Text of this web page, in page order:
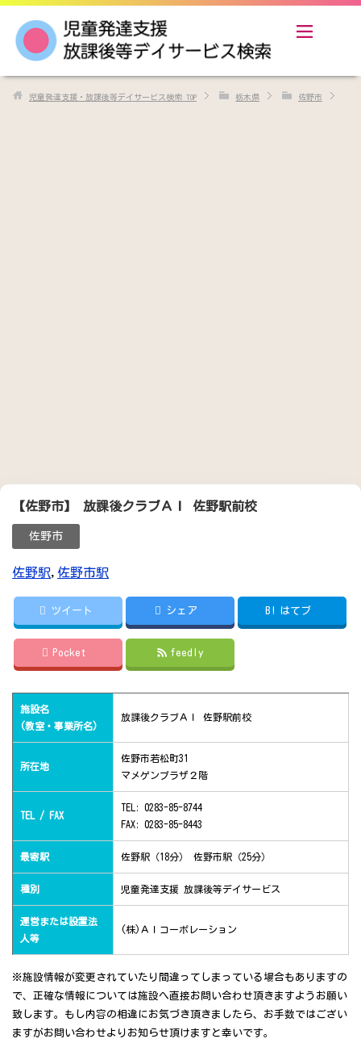
児童発達支援・放課後等デイサービス検索 TOP 栃木県 佐野市
【佐野市】 放課後クラブＡＩ 佐野駅前校
佐野市
佐野駅, 佐野市駅
ツイート シェア B! はてブ
Pocket feedly
施設名
(教室・事業所名)
放課後クラブＡＩ 佐野駅前校
所在地
佐野市若松町31
マメゲンプラザ２階
TEL / FAX
TEL: 0283-85-8744
FAX: 0283-85-8443
最寄駅 佐野駅（18分） 佐野市駅（25分）
種別 児童発達支援 放課後等デイサービス
運営または設置法
人等
(株)ＡＩコーポレーション
※施設情報が変更されていたり間違ってしまっている場合もありますの
で、正確な情報については施設へ直接お問い合わせ頂きますようお願い
致します。もし内容の相違にお気づき頂きましたら、お手数ではござい
ますがお問い合わせよりお知らせ頂けますと幸いです。